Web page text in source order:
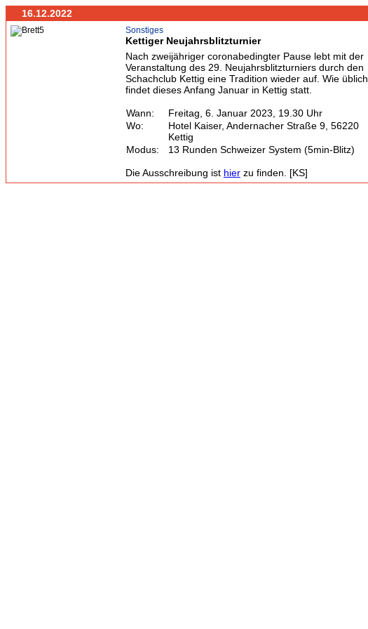
16.12.2022
Sonstiges
Kettiger Neujahrsblitzturnier
Nach zweijähriger coronabedingter Pause lebt mit der
Veranstaltung des 29. Neujahrsblitzturniers durch den
Schachclub Kettig eine Tradition wieder auf. Wie üblich
findet dieses Anfang Januar in Kettig statt.
Wann:
Freitag, 6. Januar 2023, 19.30 Uhr
Wo:
Hotel Kaiser, Andernacher Straße 9, 56220
Kettig
Modus:
13 Runden Schweizer System (5min-Blitz)
Die Ausschreibung ist hierzu finden. [KS]